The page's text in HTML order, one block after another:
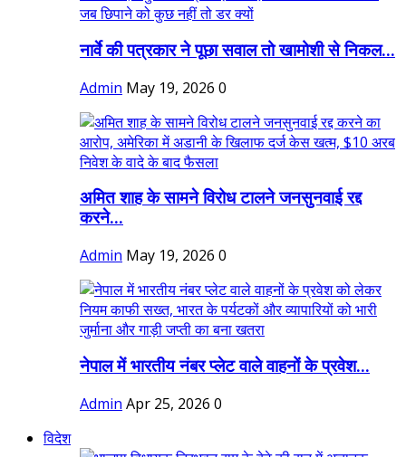
नार्वे की पत्रकार ने पूछा सवाल तो खामोशी से निकल...
Admin May 19, 2026 0
अमित शाह के सामने विरोध टालने जनसुनवाई रद्द
करने...
Admin May 19, 2026 0
नेपाल में भारतीय नंबर प्लेट वाले वाहनों के प्रवेश...
Admin Apr 25, 2026 0
विदेश